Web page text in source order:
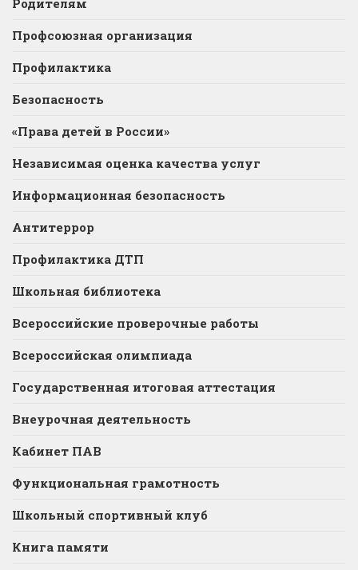
Родителям
Профсоюзная организация
Профилактика
Безопасность
«Права детей в России»
Независимая оценка качества услуг
Информационная безопасность
Антитеррор
Профилактика ДТП
Школьная библиотека
Всероссийские проверочные работы
Всероссийская олимпиада
Государственная итоговая аттестация
Внеурочная деятельность
Кабинет ПАВ
Функциональная грамотность
Школьный спортивный клуб
Книга памяти